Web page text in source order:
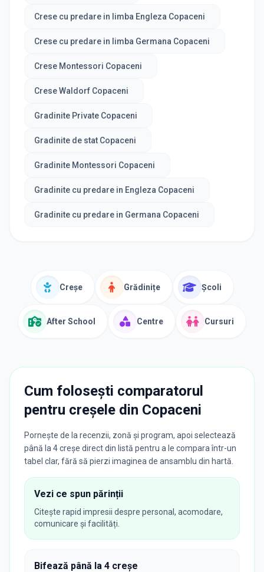
Crese cu predare in limba Engleza Copaceni
Crese cu predare in limba Germana Copaceni
Crese Montessori Copaceni
Crese Waldorf Copaceni
Gradinite Private Copaceni
Gradinite de stat Copaceni
Gradinite Montessori Copaceni
Gradinite cu predare in Engleza Copaceni
Gradinite cu predare in Germana Copaceni
Creșe Grădinițe Școli
After School Centre Cursuri
Cum folosești comparatorul
pentru creșele din Copaceni
Pornește de la recenzii, zonă și program, apoi selectează
până la 4 creșe direct din listă pentru a le compara într-un
tabel clar, fără să pierzi imaginea de ansamblu din hartă.
Vezi ce spun părinții
Citește rapid impresii despre personal, acomodare,
comunicare și facilități.
Bifează până la 4 creșe